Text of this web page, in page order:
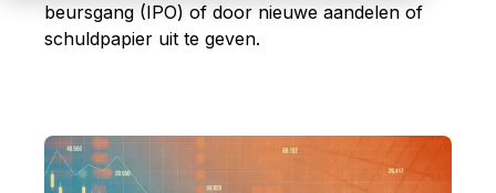
beursgang (IPO) of door nieuwe aandelen of
schuldpapier uit te geven.